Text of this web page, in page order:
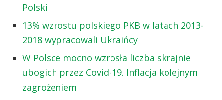
Polski
13% wzrostu polskiego PKB w latach 2013-
2018 wypracowali Ukraińcy
W Polsce mocno wzrosła liczba skrajnie
ubogich przez Covid-19. Inflacja kolejnym
zagrożeniem